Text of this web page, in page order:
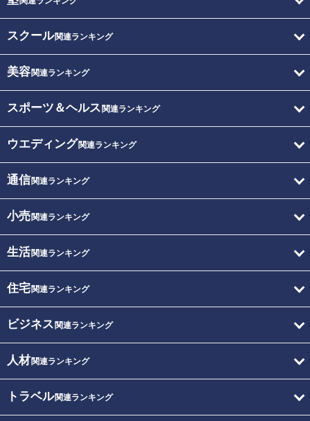
スクール関連ランキング
美容関連ランキング
スポーツ＆ヘルス 関連ランキング
ウエディング関連ランキング
通信関連ランキング
小売関連ランキング
生活関連ランキング
住宅関連ランキング
ビジネス 関連ランキング
人材関連ランキング
トラベル関連ランキング